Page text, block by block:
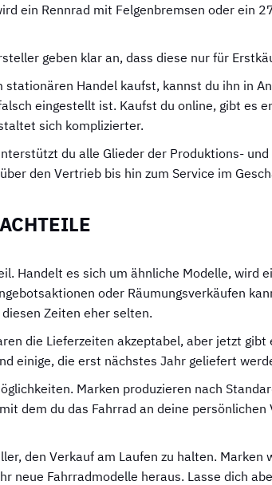
ein Rennrad mit Felgenbremsen oder ein
geben klar an, dass diese nur für
stationären Handel kaufst, kannst du ihn in
eingestellt ist. Kaufst du online, gibt es
sich komplizierter.
du alle Glieder der Produktions-
den Vertrieb bis hin zum Service im
Handelt es sich um ähnliche Modelle, wird
oder Räumungsverkäufen
Zeiten eher selten.
die Lieferzeiten akzeptabel, aber jetzt
einige, die erst nächstes Jahr geliefert
Marken produzieren nach
dem du das Fahrrad an deine
den Verkauf am Laufen zu halten.
neue Fahrradmodelle heraus. Lasse dich